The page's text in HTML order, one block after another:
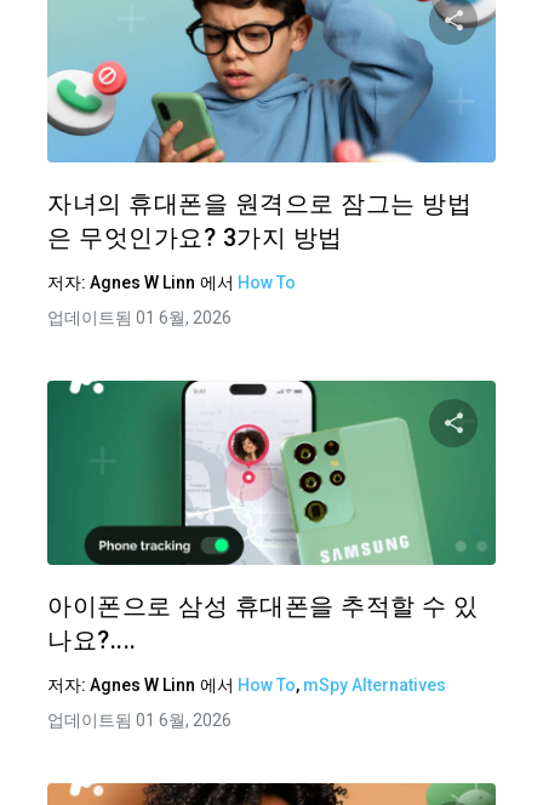
자녀의 휴대폰을 원격으로 잠그는 방법
은 무엇인가요? 3가지 방법
저자: Agnes W Linn 에서 How To
업데이트됨 01 6월, 2026
아이폰으로 삼성 휴대폰을 추적할 수 있
나요?....
저자: Agnes W Linn 에서 How To, mSpy Alternatives
업데이트됨 01 6월, 2026